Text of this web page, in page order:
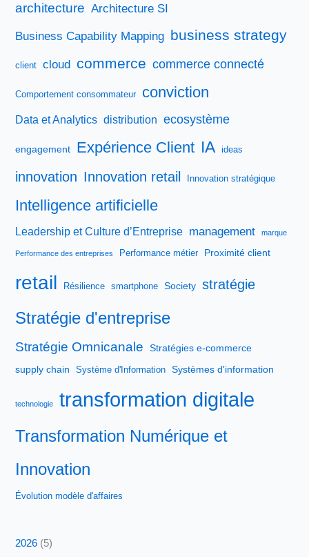
architecture Architecture SI
Business Capability Mapping business strategy
client cloud commerce commerce connecté
Comportement consommateur conviction
Data et Analytics distribution ecosystème
engagement Expérience Client IA ideas
innovation Innovation retail Innovation stratégique
Intelligence artificielle
Leadership et Culture d’Entreprise management marque
Performance des entreprises Performance métier Proximité client
retail Résilience smartphone Society stratégie
Stratégie d'entreprise
Stratégie Omnicanale
Stratégies e-commerce
supply chain
Système d'Information Systèmes d'information
technologie transformation digitale
Transformation Numérique et
Innovation
Évolution modèle d'affaires
2026 (5)